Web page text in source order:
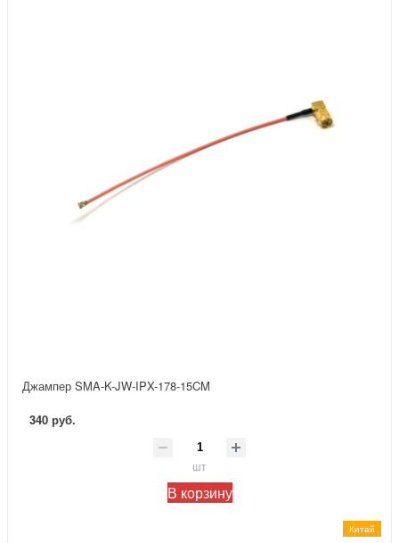
Джампер SMA-K-JW-IPX-178-15CM
340 руб.
шт
В корзину
Китай